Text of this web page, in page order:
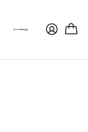
a todo el país y